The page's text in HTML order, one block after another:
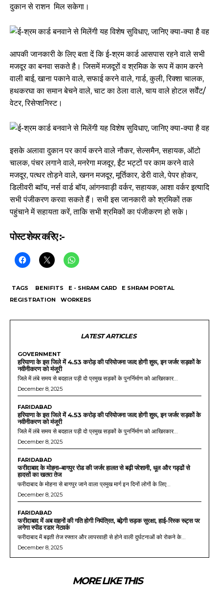
दुकान से राशन मिल सकेगा।
आपकी जानकारी के लिए बता दें कि ई-श्रम कार्ड आसपास रहने वाले सभी
मजदूर का बनवा सकते है। जिसमें मजदूरों व श्रमिक के रूप में काम करने
वाली बाई, खाना पकाने वाले, सफाई करने वाले, गार्ड, कुली, रिक्शा चालक,
हथकरघा का समान बेचने वाले, चाट का ठेला वाले, चाय वाले होटल सर्वेंट/
वेटर, रिसेप्शनिस्ट।
इसके अलावा दुकान पर कार्य करने वाले नौकर, सेल्समैन, सहायक, ऑटो
चालक, पंचर लगाने वाले, मनरेगा मजदूर, ईंट भट्टों पर काम करने वाले
मजदूर, पत्थर तोड़ने वाले, खनन मजदूर, मूर्तिकार, डेरी वाले, पेपर होकर,
डिलीवरी ब्वॉय, नर्स वार्ड बॉय, आंगनवाड़ी वर्कर, सहायक, आशा वर्कर इत्यादि
सभी पंजीकरण करवा सकते हैं। सभी इस जानकारी को श्रमिकों तक
पहुंचाने में सहायता करें, ताकि सभी श्रमिकों का पंजीकरण हो सके।
पोस्ट शेयर करिए :-
TAGS BENIFITS E - SHRAM CARD
E SHRAM PORTAL
REGISTRATION
WORKERS
LATEST ARTICLES
GOVERNMENT
हरियाणा के इस जिले में 4.53 करोड़ की परियोजना जल्द होगी शुरू, इन जर्जर सड़कों के
नवीनीकरण को मंजूरी
जिले में लंबे समय से बदहाल पड़ी दो प्रमुख सड़कों के पुनर्निर्माण को आखिरकार...
December 8, 2025
FARIDABAD
हरियाणा के इस जिले में 4.53 करोड़ की परियोजना जल्द होगी शुरू, इन जर्जर सड़कों के
नवीनीकरण को मंजूरी
जिले में लंबे समय से बदहाल पड़ी दो प्रमुख सड़कों के पुनर्निर्माण को आखिरकार...
December 8, 2025
FARIDABAD
फरीदाबाद के मोहना–बागपुर रोड की जर्जर हालत से बढ़ी परेशानी, धूल और गड्ढों से
हादसों का खतरा तेज
फरीदाबाद के मोहना से बागपुर जाने वाला प्रमुख मार्ग इन दिनों लोगों के लिए...
December 8, 2025
FARIDABAD
फरीदाबाद में अब वाहनों की गति होगी नियंत्रित, बढ़ेगी सड़क सुरक्षा, हाई-रिस्क रूट्स पर
लगेगा स्पीड रडार नेटवर्क
फरीदाबाद में बढ़ती तेज रफ्तार और लापरवाही से होने वाली दुर्घटनाओं को रोकने के...
December 8, 2025
MORE LIKE THIS